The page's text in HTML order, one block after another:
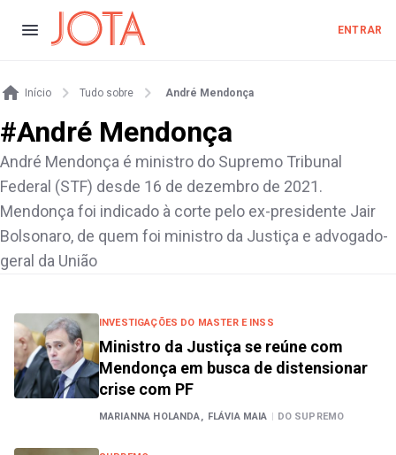
ENTRAR
Início Tudo sobre André Mendonça
#André Mendonça
André Mendonça é ministro do Supremo Tribunal
Federal (STF) desde 16 de dezembro de 2021.
Mendonça foi indicado à corte pelo ex-presidente Jair
Bolsonaro, de quem foi ministro da Justiça e advogado-
geral da União
INVESTIGAÇÕES DO MASTER E INSS
Ministro da Justiça se reúne com
Mendonça em busca de distensionar
crise com PF
MARIANNA HOLANDA, FLÁVIA MAIA | DO SUPREMO